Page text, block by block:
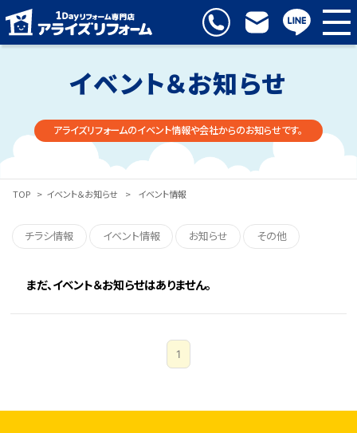
イベント＆お知らせ
アライズリフォームのイベント情報や会社からのお知らせです。
TOP > イベント＆お知らせ > イベント情報
チラシ情報 イベント情報 お知らせ その他
まだ、イベント＆お知らせはありません。
1